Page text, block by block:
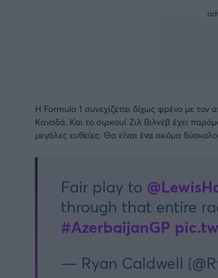
Η Formula 1 συνεχίζεται δίχως φρένο με τον
Καναδά. Και το σιρκουί Ζιλ Βιλνέβ έχει
μεγάλες ευθείες. Θα είναι ένα ακόμα
Fair play to
through that entire
#AzerbaijanGP
— Ryan Caldwell